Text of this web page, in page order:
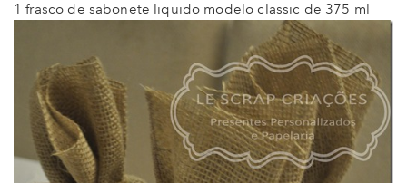
1 frasco de sabonete liquido modelo classic de 375 ml